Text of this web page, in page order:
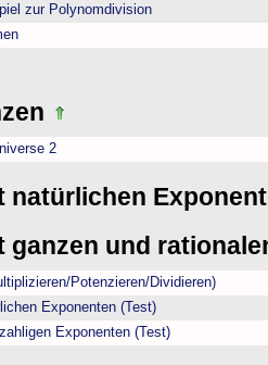
zur Polynomdivision
2
natürlichen
ganzen und
Potenzieren/Dividieren)
Exponenten (Test)
Exponenten (Test)